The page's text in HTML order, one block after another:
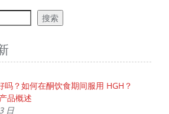
搜索
吗？如何在酮饮食期间服用 HGH？
品概述
日